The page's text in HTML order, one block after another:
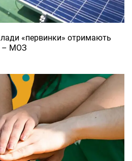
«первинки» отримають
– МОЗ